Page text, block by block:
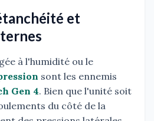
et
à l'humidité ou le
sont les ennemis
Gen 4. Bien que l'unité soit
du côté de la